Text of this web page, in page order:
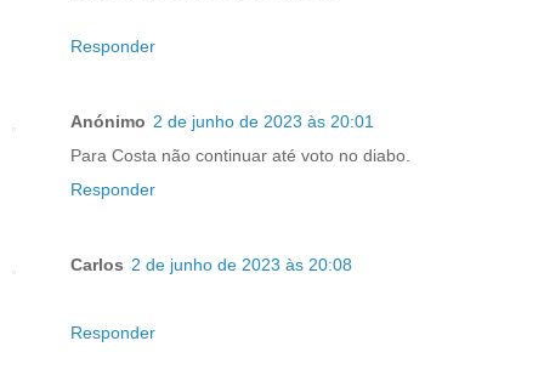
Responder
Anónimo 2 de junho de 2023 às 20:01
Para Costa não continuar até voto no diabo.
Responder
Carlos 2 de junho de 2023 às 20:08
Responder